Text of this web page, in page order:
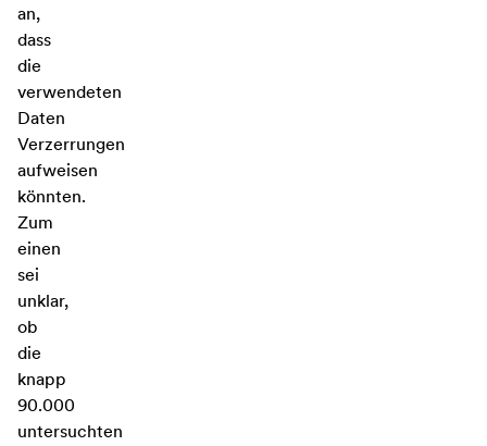
an,
dass
die
verwendeten
Daten
Verzerrungen
aufweisen
könnten.
Zum
einen
sei
unklar,
ob
die
knapp
90.000
untersuchten